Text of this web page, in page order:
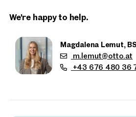
We're happy to help.
Magdalena Lemut,
m.lemut@otto.at
+43 676 480 36